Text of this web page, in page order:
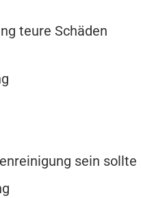
teure Schäden
sein sollte